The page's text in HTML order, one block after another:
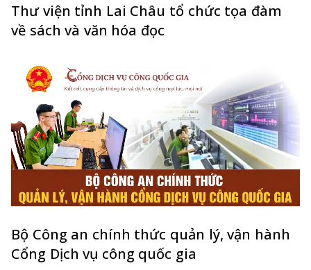
Thư viện tỉnh Lai Châu tổ chức tọa đàm
về sách và văn hóa đọc
Bộ Công an chính thức quản lý, vận hành
Cổng Dịch vụ công quốc gia